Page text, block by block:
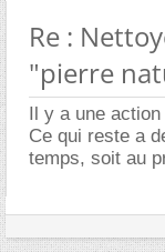
Re :
"pierre
Il y a une
Ce qui reste a
temps, soit au